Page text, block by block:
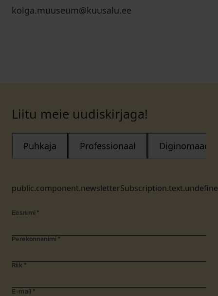
kolga.muuseum@kuusalu.ee
Liitu meie uudiskirjaga!
Puhkaja Professionaal Diginomaad
Eesnimi *
Perekonnanimi *
Riik *
E-mail *